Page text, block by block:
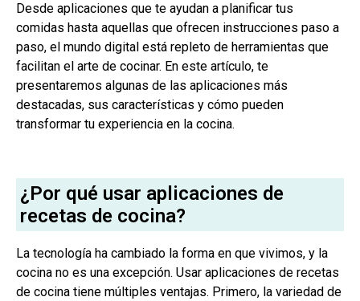
Desde aplicaciones que te ayudan a planificar tus
comidas hasta aquellas que ofrecen instrucciones paso a
paso, el mundo digital está repleto de herramientas que
facilitan el arte de cocinar. En este artículo, te
presentaremos algunas de las aplicaciones más
destacadas, sus características y cómo pueden
transformar tu experiencia en la cocina.
¿Por qué usar aplicaciones de
recetas de cocina?
La tecnología ha cambiado la forma en que vivimos, y la
cocina no es una excepción. Usar aplicaciones de recetas
de cocina tiene múltiples ventajas. Primero, la variedad de